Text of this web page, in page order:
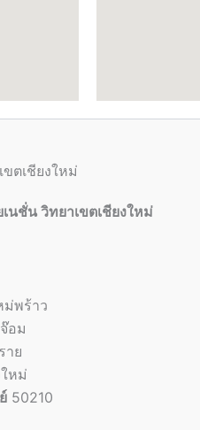
ตเชียงใหม่
นชั่น วิทยาเขตเชียงใหม่
ม่พร้าว
อม
าย
หม่
50210